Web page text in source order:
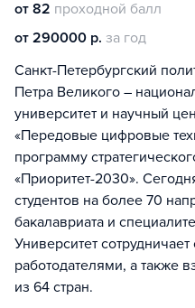
от 82 проходной балл
от 290000 р. за год
Санкт-Петербургский
Петра Великого –
университет и научный
«Передовые цифровые
программу
«Приоритет-2030».
студентов на более 70
бакалавриата и
Университет
работодателями, а также
из 64 стран.